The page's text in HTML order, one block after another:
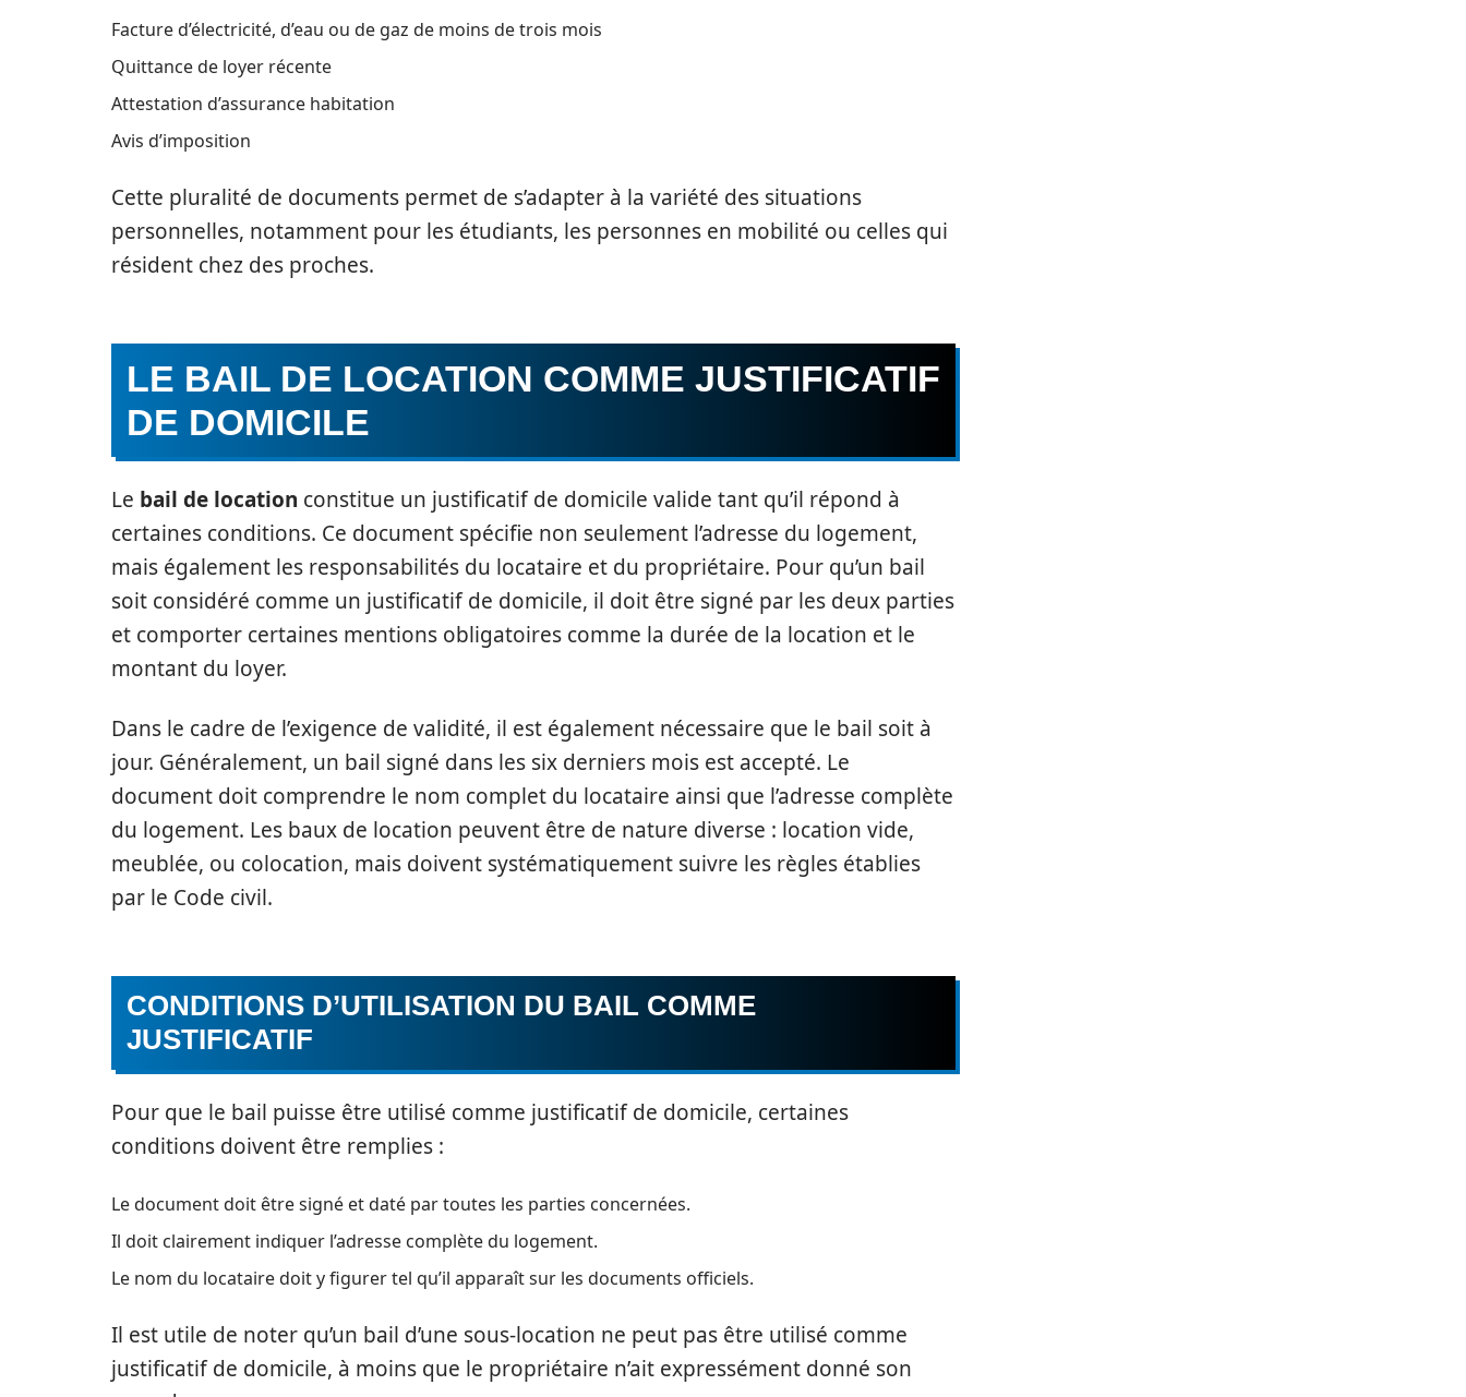
Facture d’électricité, d’eau ou de gaz de moins de trois mois
Quittance de loyer récente
Attestation d’assurance habitation
Avis d’imposition
Cette pluralité de documents permet de s’adapter à la variété des situations
personnelles, notamment pour les étudiants, les personnes en mobilité ou celles qui
résident chez des proches.
LE BAIL DE LOCATION COMME JUSTIFICATIF
DE DOMICILE
Le bail de location constitue un justificatif de domicile valide tant qu’il répond à
certaines conditions. Ce document spécifie non seulement l’adresse du logement,
mais également les responsabilités du locataire et du propriétaire. Pour qu’un bail
soit considéré comme un justificatif de domicile, il doit être signé par les deux parties
et comporter certaines mentions obligatoires comme la durée de la location et le
montant du loyer.
Dans le cadre de l’exigence de validité, il est également nécessaire que le bail soit à
jour. Généralement, un bail signé dans les six derniers mois est accepté. Le
document doit comprendre le nom complet du locataire ainsi que l’adresse complète
du logement. Les baux de location peuvent être de nature diverse : location vide,
meublée, ou colocation, mais doivent systématiquement suivre les règles établies
par le Code civil.
CONDITIONS D’UTILISATION DU BAIL COMME
JUSTIFICATIF
Pour que le bail puisse être utilisé comme justificatif de domicile, certaines
conditions doivent être remplies :
Le document doit être signé et daté par toutes les parties concernées.
Il doit clairement indiquer l’adresse complète du logement.
Le nom du locataire doit y figurer tel qu’il apparaît sur les documents officiels.
Il est utile de noter qu’un bail d’une sous-location ne peut pas être utilisé comme
justificatif de domicile, à moins que le propriétaire n’ait expressément donné son